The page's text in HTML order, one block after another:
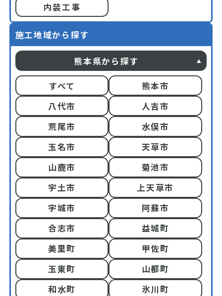
内装工事
施工地域から探す
熊本県から探す
すべて
熊本市
八代市
人吉市
荒尾市
水俣市
玉名市
天草市
山鹿市
菊池市
宇土市
上天草市
宇城市
阿蘇市
合志市
益城町
美里町
甲佐町
玉東町
山都町
和水町
氷川町